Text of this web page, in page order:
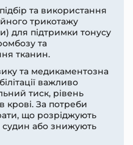
та використання
трикотажу
для підтримки тонусу
та
тканин.
та медикаментозна
важливо
тиск, рівень
крові. За потреби
що розріджують
судин або знижують